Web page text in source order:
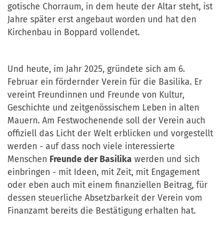
gotische Chorraum, in dem heute der Altar steht, ist
Jahre später erst angebaut worden und hat den
Kirchenbau in Boppard vollendet.
Und heute, im Jahr 2025, gründete sich am 6.
Februar ein fördernder Verein für die Basilika. Er
vereint Freundinnen und Freunde von Kultur,
Geschichte und zeitgenössischem Leben in alten
Mauern. Am Festwochenende soll der Verein auch
offiziell das Licht der Welt erblicken und vorgestellt
werden - auf dass noch viele interessierte
Menschen Freunde der Basilika werden und sich
einbringen - mit Ideen, mit Zeit, mit Engagement
oder eben auch mit einem finanziellen Beitrag, für
dessen steuerliche Absetzbarkeit der Verein vom
Finanzamt bereits die Bestätigung erhalten hat.